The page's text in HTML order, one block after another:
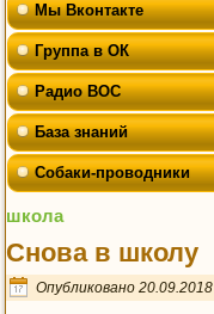
Мы Вконтакте
Группа в ОК
Радио ВОС
База знаний
Собаки-проводники
школа
Снова в школу
Опубликовано 20.09.2018